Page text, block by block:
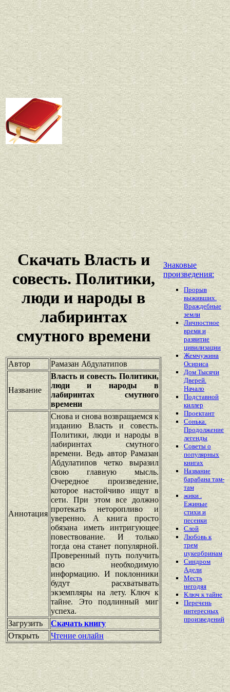
Скачать Власть и
совесть. Политики,
люди и народы в
лабиринтах
смутного времени
Автор Рамазан Абдулатипов
Название
Власть и совесть. Политики,
люди и народы в
лабиринтах смутного
времени
Аннотация
Снова и снова возвращаемся к
изданию Власть и совесть.
Политики, люди и народы в
лабиринтах смутного
времени. Ведь автор Рамазан
Абдулатипов четко выразил
свою главную мысль.
Очередное произведение,
которое настойчиво ищут в
сети. При этом все должно
протекать неторопливо и
уверенно. А книга просто
обязана иметь интригующее
повествование. И только
тогда она станет популярной.
Проверенный путь получить
всю необходимую
информацию. И поклонники
будут расхватывать
экземпляры на лету. Ключ к
тайне. Это подлинный миг
успеха.
Загрузить
Скачать книгу
Открыть
Чтение онлайн
Знаковые
произведения:
Прорыв
выживших.
Враждебные
земли
Личностное
время и
развитие
цивилизации
Жемчужина
Осириса
Дом Тысячи
Дверей.
Начало
Подставной
киллер
Проектант
Сонька.
Продолжение
легенды
Советы о
популярных
книгах
Название
барабана там-
там
жики .
Ежиные
стихи и
песенки
Слой
Любовь к
трем
цукербринам
Синдром
Адели
Месть
негодяя
Ключ к тайне
Перечень
интересных
произведений